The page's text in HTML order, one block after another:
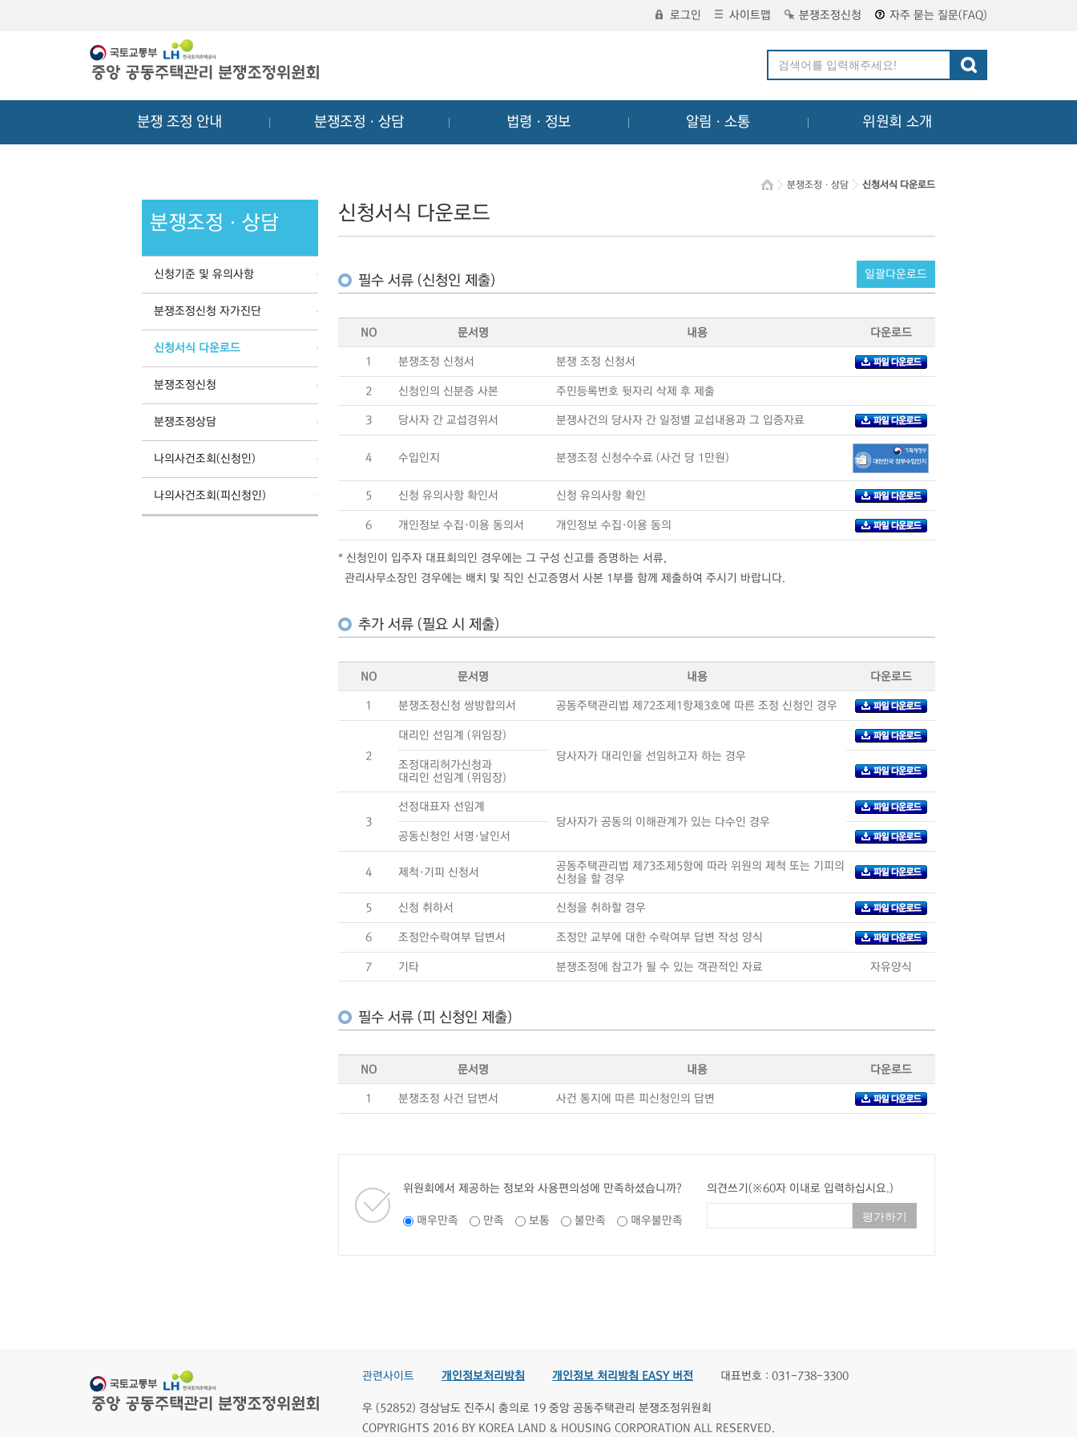
로그인 사이트맵 분쟁조정신청 자주 묻는 질문(FAQ)
분쟁 조정 안내 분쟁조정ㆍ상담 법령ㆍ정보 알림ㆍ소통 위원회 소개
분쟁조정ㆍ상담
신청기준 및 유의사항
분쟁조정신청 자가진단
신청서식 다운로드
분쟁조정신청
분쟁조정상담
나의사건조회(신청인)
나의사건조회(피신청인)
분쟁조정ㆍ상담 신청서식 다운로드
신청서식 다운로드
필수 서류 (신청인 제출) 일괄다운로드
NO 문서명 내용 다운로드
1 분쟁조정 신청서 분쟁 조정 신청서
2 신청인의 신분증 사본 주민등록번호 뒷자리 삭제 후 제출
3 당사자 간 교섭경위서 분쟁사건의 당사자 간 일정별 교섭내용과 그 입증자료
4 수입인지 분쟁조정 신청수수료 (사건 당 1만원)
5 신청 유의사항 확인서 신청 유의사항 확인
6 개인정보 수집·이용 동의서 개인정보 수집·이용 동의
* 신청인이 입주자 대표회의인 경우에는 그 구성 신고를 증명하는 서류,
관리사무소장인 경우에는 배치 및 직인 신고증명서 사본 1부를 함께 제출하여 주시기 바랍니다.
추가 서류 (필요 시 제출)
NO 문서명 내용 다운로드
1 분쟁조정신청 쌍방합의서 공동주택관리법 제72조제1항제3호에 따른 조정 신청인 경우
2
대리인 선임계 (위임장)
당사자가 대리인을 선임하고자 하는 경우
조정대리허가신청과
대리인 선임계 (위임장)
3
선정대표자 선임계
당사자가 공동의 이해관계가 있는 다수인 경우
공동신청인 서명·날인서
4 제척·기피 신청서
공동주택관리법 제73조제5항에 따라 위원의 제척 또는 기피의
신청을 할 경우
5 신청 취하서 신청을 취하할 경우
6 조정안수락여부 답변서 조정안 교부에 대한 수락여부 답변 작성 양식
7 기타 분쟁조정에 참고가 될 수 있는 객관적인 자료 자유양식
필수 서류 (피 신청인 제출)
NO 문서명 내용 다운로드
1 분쟁조정 사건 답변서 사건 통지에 따른 피신청인의 답변
위원회에서 제공하는 정보와 사용편의성에 만족하셨습니까?
매우만족 만족 보통 불만족 매우불만족
의견쓰기(※60자 이내로 입력하십시요.)
관련사이트 개인정보처리방침 개인정보 처리방침 EASY 버전 대표번호 : 031-738-3300
우 (52852) 경상남도 진주시 충의로 19 중앙 공동주택관리 분쟁조정위원회
COPYRIGHTS 2016 BY KOREA LAND & HOUSING CORPORATION ALL RESERVED.